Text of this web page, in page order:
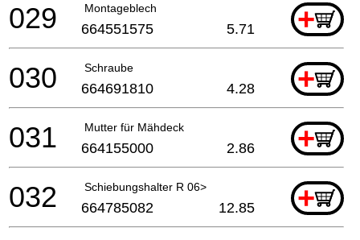
Montageblech +
029 664551575 5.71
Schraube +
030 664691810 4.28
Mutter für Mähdeck +
031 664155000 2.86
Schiebungshalter R 06> +
032 664785082 12.85